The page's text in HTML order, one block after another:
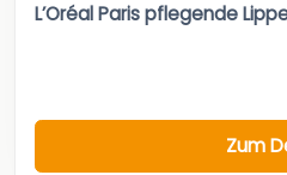
L’Oréal Paris pflegende
Zum